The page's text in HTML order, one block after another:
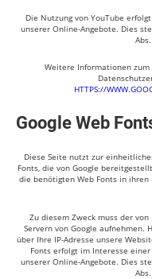
Die Nutzung von YouTube
unserer Online-Angebote. Dies
Weitere Informationen
HTTPS://
Google Web
Diese Seite nutzt zur
Fonts, die von Google
die benötigten Web Fonts in
Zu diesem Zweck muss der
Servern von Google aufnehmen.
über Ihre IP-Adresse unsere
Fonts erfolgt im Interesse
unserer Online-Angebote. Dies